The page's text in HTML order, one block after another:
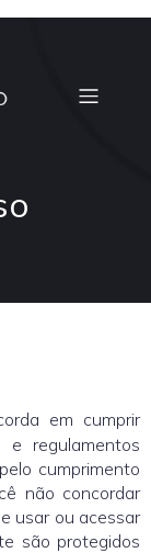
em cumprir
regulamentos
cumprimento
não concordar
usar ou acessar
são protegidos